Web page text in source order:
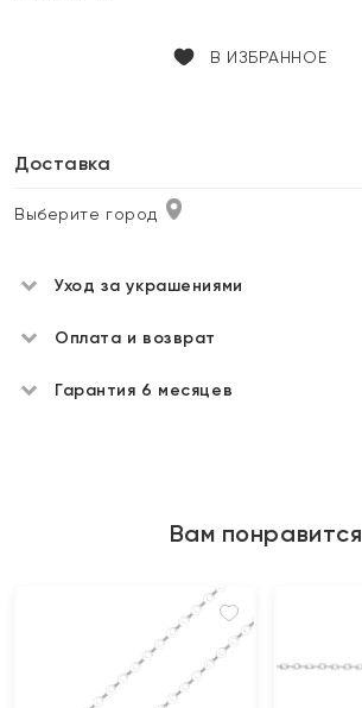
В ИЗБРАННОЕ
Доставка
Выберите город
Уход за украшениями
Оплата и возврат
Гарантия 6 месяцев
Вам понравится